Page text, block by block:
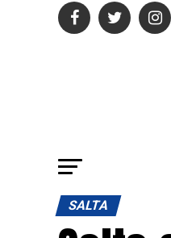
SALTA